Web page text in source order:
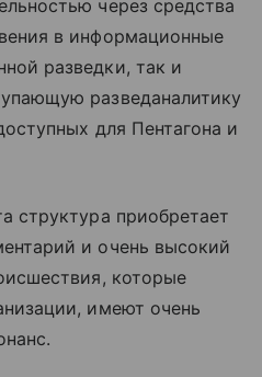
через средства
в информационные
разведки, так и
разведаналитику
для Пентагона и
структура приобретает
и очень высокий
которые
имеют очень